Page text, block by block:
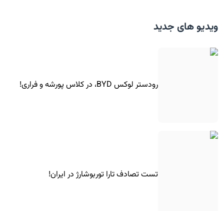
ویدیو های جدید
رودستر لوکس BYD، در کلاس پورشه و فراری!
تست تصادف تارا توربوشارژ در ایران!